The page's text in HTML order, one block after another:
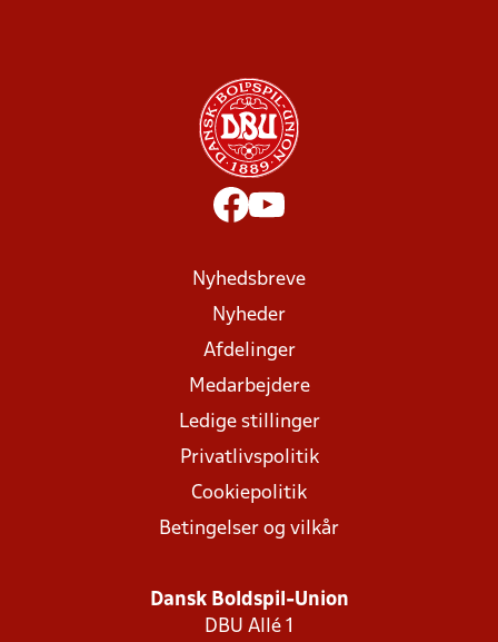
Nyhedsbreve
Nyheder
Afdelinger
Medarbejdere
Ledige stillinger
Privatlivspolitik
Cookiepolitik
Betingelser og vilkår
Dansk Boldspil-Union
DBU Allé 1